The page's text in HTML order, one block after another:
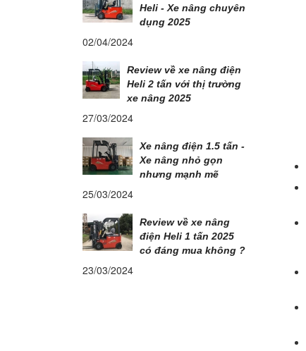
Heli - Xe nâng chuyên
dụng 2025
02/04/2024
Review về xe nâng điện
Heli 2 tấn với thị trường
xe nâng 2025
27/03/2024
Xe nâng điện 1.5 tấn -
Xe nâng nhỏ gọn
nhưng mạnh mẽ
25/03/2024
Review về xe nâng
điện Heli 1 tấn 2025
có đáng mua không ?
23/03/2024